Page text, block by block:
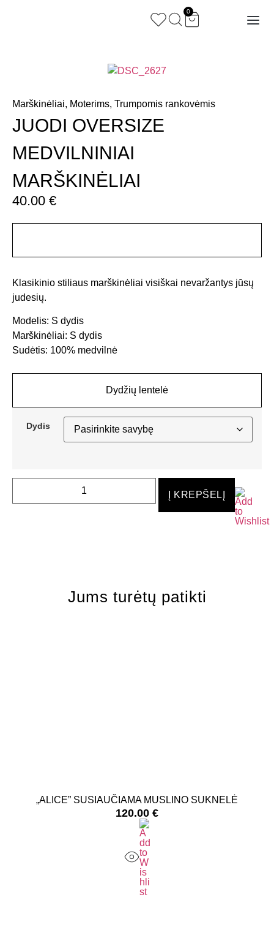
0
Marškinėliai, Moterims, Trumpomis rankovėmis
JUODI OVERSIZE
MEDVILNINIAI
MARŠKINĖLIAI
40.00 €
Dydžių lentelė
Klasikinio stiliaus marškinėliai visiškai nevaržantys jūsų
judesių.
Modelis: S dydis
Marškinėliai: S dydis
Sudėtis: 100% medvilnė
Dydis
Į KREPŠELĮ
Jums turėtų patikti
„ALICE” SUSIAUČIAMA MUSLINO SUKNELĖ
120.00 €